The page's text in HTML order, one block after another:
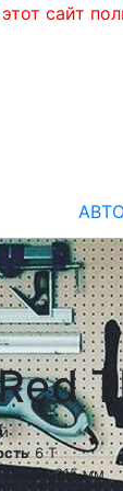
сайт
6 Т
215 мм